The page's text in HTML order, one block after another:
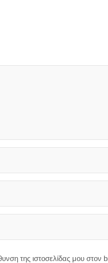
της ιστοσελίδας μου